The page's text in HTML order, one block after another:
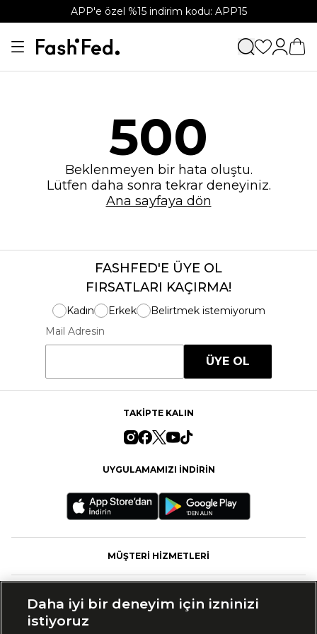
APP'e özel %15 indirim kodu: APP15
500
Beklenmeyen bir hata oluştu.
Lütfen daha sonra tekrar deneyiniz.
Ana sayfaya dön
FASHFED'E ÜYE OL
FIRSATLARI KAÇIRMA!
Kadın Erkek
Belirtmek istemiyorum
Mail Adresin
ÜYE OL
TAKİPTE KALIN
UYGULAMAMIZI İNDİRİN
MÜŞTERİ HİZMETLERİ
Daha iyi bir deneyim için izninizi
istiyoruz